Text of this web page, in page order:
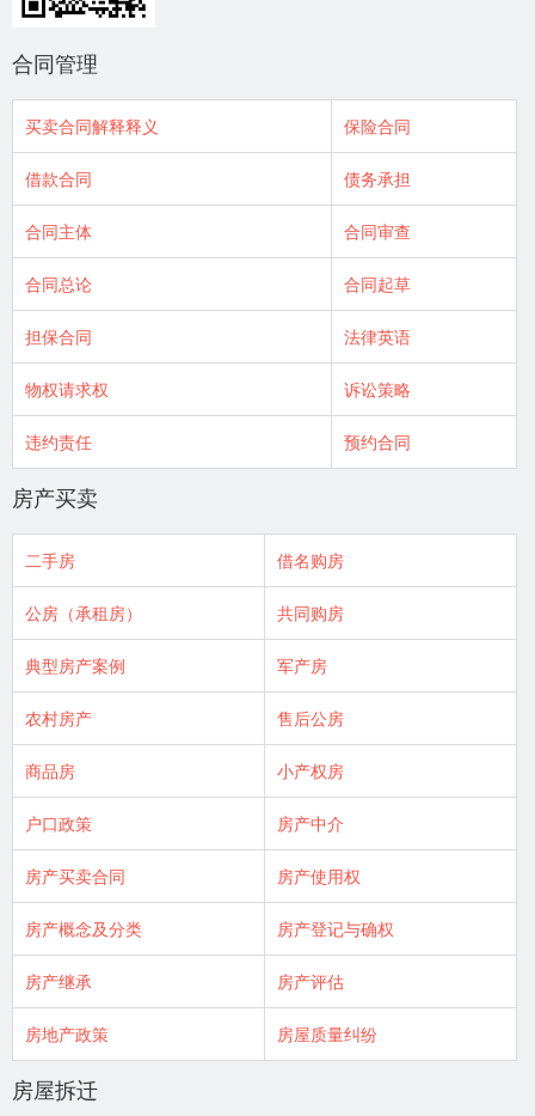
合同管理
买卖合同解释释义 保险合同
借款合同 债务承担
合同主体 合同审查
合同总论 合同起草
担保合同 法律英语
物权请求权 诉讼策略
违约责任 预约合同
房产买卖
二手房 借名购房
公房（承租房） 共同购房
典型房产案例 军产房
农村房产 售后公房
商品房 小产权房
户口政策 房产中介
房产买卖合同 房产使用权
房产概念及分类 房产登记与确权
房产继承 房产评估
房地产政策 房屋质量纠纷
房屋拆迁